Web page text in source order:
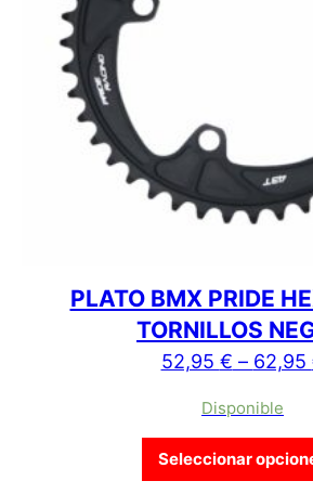
PLATO BMX PRIDE
TORNILLOS
52,95 € – 62,95
Disponible
Seleccionar